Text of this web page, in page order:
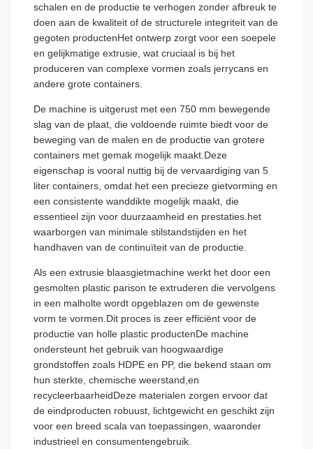
schalen en de productie te verhogen zonder afbreuk te
doen aan de kwaliteit of de structurele integriteit van de
gegoten productenHet ontwerp zorgt voor een soepele
en gelijkmatige extrusie, wat cruciaal is bij het
produceren van complexe vormen zoals jerrycans en
andere grote containers.
De machine is uitgerust met een 750 mm bewegende
slag van de plaat, die voldoende ruimte biedt voor de
beweging van de malen en de productie van grotere
containers met gemak mogelijk maakt.Deze
eigenschap is vooral nuttig bij de vervaardiging van 5
liter containers, omdat het een precieze gietvorming en
een consistente wanddikte mogelijk maakt, die
essentieel zijn voor duurzaamheid en prestaties.het
waarborgen van minimale stilstandstijden en het
handhaven van de continuïteit van de productie.
Als een extrusie blaasgietmachine werkt het door een
gesmolten plastic parison te extruderen die vervolgens
in een malholte wordt opgeblazen om de gewenste
vorm te vormen.Dit proces is zeer efficiënt voor de
productie van holle plastic productenDe machine
ondersteunt het gebruik van hoogwaardige
grondstoffen zoals HDPE en PP, die bekend staan om
hun sterkte, chemische weerstand,en
recycleerbaarheidDeze materialen zorgen ervoor dat
de eindproducten robuust, lichtgewicht en geschikt zijn
voor een breed scala van toepassingen, waaronder
industrieel en consumentengebruik.